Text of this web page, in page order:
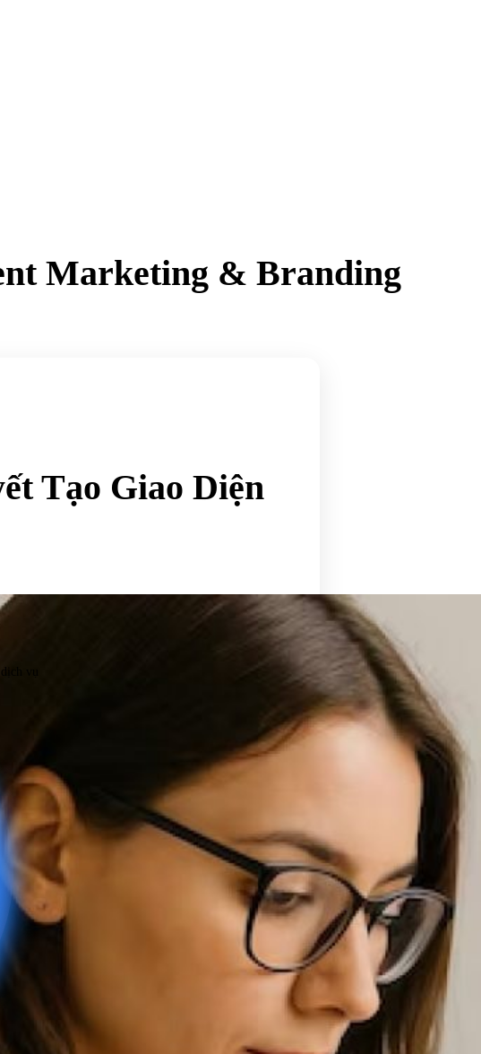
Marketing & Branding
vụ
Tạo Giao Diện